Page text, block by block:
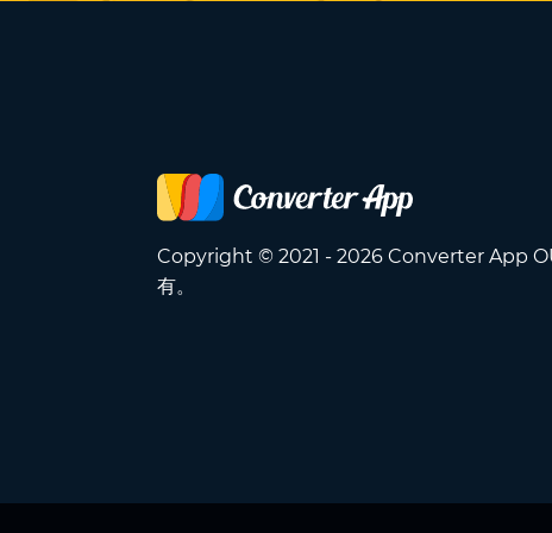
Copyright © 2021 - 2026 Converter App
有。